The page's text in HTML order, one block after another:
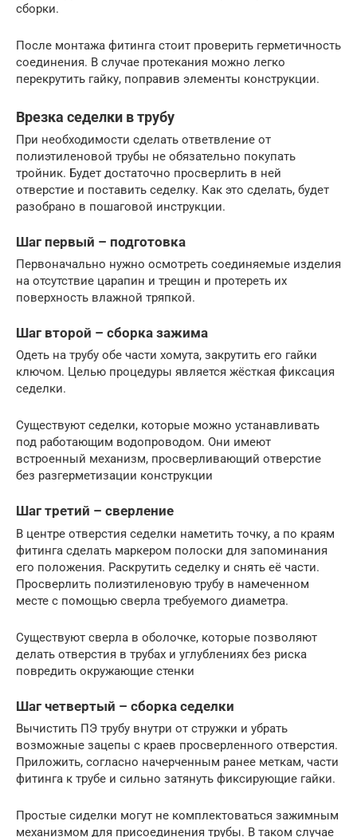
сборки.
После монтажа фитинга стоит проверить герметичность
соединения. В случае протекания можно легко
перекрутить гайку, поправив элементы конструкции.
Врезка седелки в трубу
При необходимости сделать ответвление от
полиэтиленовой трубы не обязательно покупать
тройник. Будет достаточно просверлить в ней
отверстие и поставить седелку. Как это сделать, будет
разобрано в пошаговой инструкции.
Шаг первый – подготовка
Первоначально нужно осмотреть соединяемые изделия
на отсутствие царапин и трещин и протереть их
поверхность влажной тряпкой.
Шаг второй – сборка зажима
Одеть на трубу обе части хомута, закрутить его гайки
ключом. Целью процедуры является жёсткая фиксация
седелки.
Существуют седелки, которые можно устанавливать
под работающим водопроводом. Они имеют
встроенный механизм, просверливающий отверстие
без разгерметизации конструкции
Шаг третий – сверление
В центре отверстия седелки наметить точку, а по краям
фитинга сделать маркером полоски для запоминания
его положения. Раскрутить седелку и снять её части.
Просверлить полиэтиленовую трубу в намеченном
месте с помощью сверла требуемого диаметра.
Существуют сверла в оболочке, которые позволяют
делать отверстия в трубах и углублениях без риска
повредить окружающие стенки
Шаг четвертый – сборка седелки
Вычистить ПЭ трубу внутри от стружки и убрать
возможные зацепы с краев просверленного отверстия.
Приложить, согласно начерченным ранее меткам, части
фитинга к трубе и сильно затянуть фиксирующие гайки.
Простые сиделки могут не комплектоваться зажимным
механизмом для присоединения трубы. В таком случае